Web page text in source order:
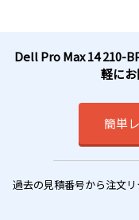
Dell Pro Max 14 210-
軽にお
簡単
過去の見積番号から注文